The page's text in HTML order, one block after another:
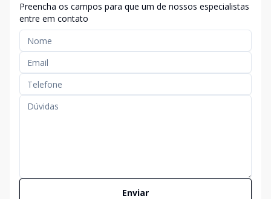
Preencha os campos para que um de nossos especialistas
entre em contato
Enviar